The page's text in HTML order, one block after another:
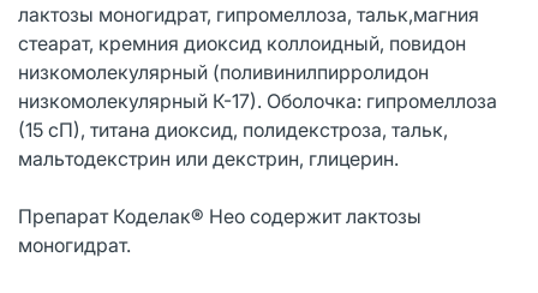
лактозы моногидрат, гипромеллоза, тальк,магния
стеарат, кремния диоксид коллоидный, повидон
низкомолекулярный (поливинилпирролидон
низкомолекулярный К-17). Оболочка: гипромеллоза
(15 сП), титана диоксид, полидекстроза, тальк,
мальтодекстрин или декстрин, глицерин.
Препарат Коделак® Нео содержит лактозы
моногидрат.